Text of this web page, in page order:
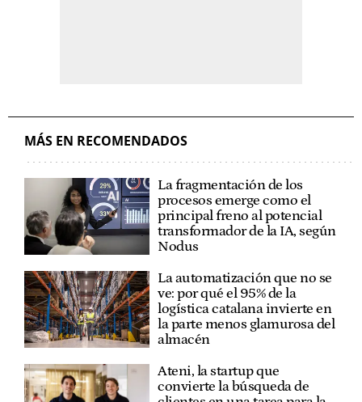
MÁS EN RECOMENDADOS
La fragmentación de los
procesos emerge como el
principal freno al potencial
transformador de la IA, según
Nodus
La automatización que no se
ve: por qué el 95% de la
logística catalana invierte en
la parte menos glamurosa del
almacén
Ateni, la startup que
convierte la búsqueda de